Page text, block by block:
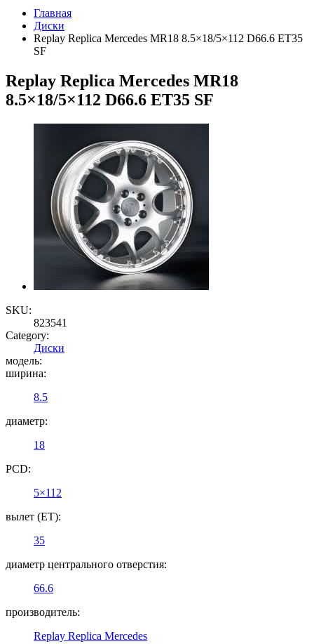
Главная
Диски
Replay Replica Mercedes MR18 8.5×18/5×112 D66.6 ET35
SF
Replay Replica Mercedes MR18
8.5×18/5×112 D66.6 ET35 SF
SKU:
823541
Category:
Диски
модель:
ширина:
8.5
диаметр:
18
PCD:
5×112
вылет (ET):
35
диаметр центрального отверстия:
66.6
производитель:
Replay Replica Mercedes